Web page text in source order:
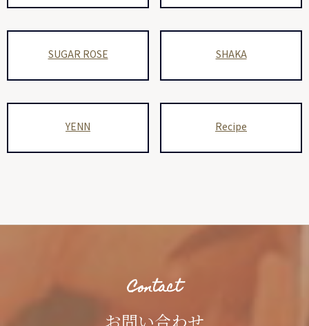
SUGAR ROSE SHAKA
YENN Recipe
Contact
お問い合わせ